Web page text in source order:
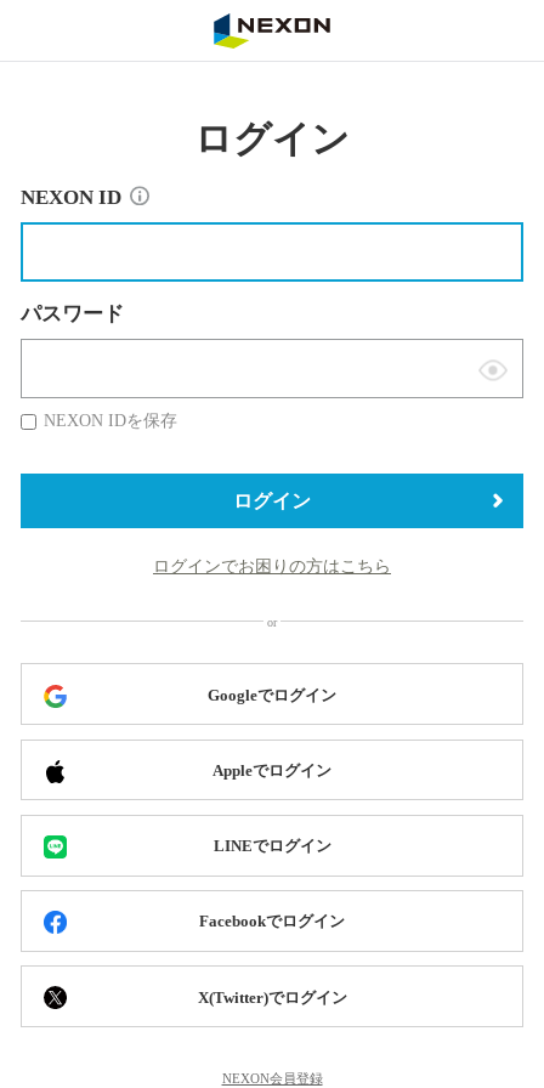
ログイン
NEXON ID
パスワード
表
替
NEXON IDを保存
ログイン
ログインでお困りの方はこちら
Googleでログイン
Appleでログイン
LINEでログイン
Facebookでログイン
X(Twitter)でログイン
NEXON会員登録